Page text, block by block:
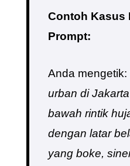
Contoh Kasus
Prompt:
Anda mengetik:
urban di
bawah rintik
dengan latar
yang boke,